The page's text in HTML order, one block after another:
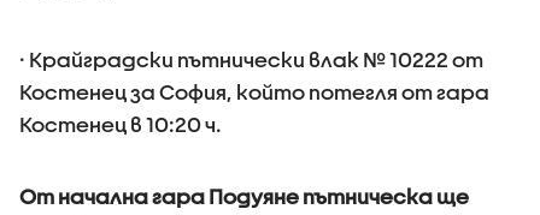
· Крайградски пътнически влак № 10222 от
Костенец за София, който потегля от гара
Костенец в 10:20 ч.
От начална гара Подуяне пътническа ще